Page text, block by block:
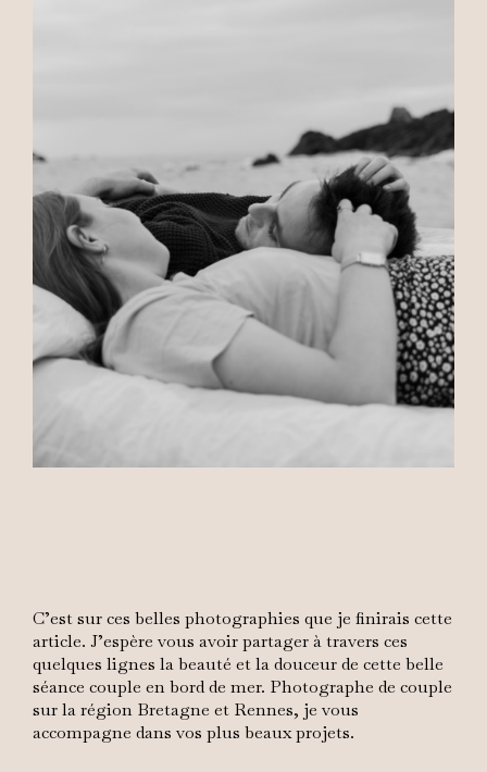
C’est sur ces belles photographies que je finirais cette
article. J’espère vous avoir partager à travers ces
quelques lignes la beauté et la douceur de cette belle
séance couple en bord de mer. Photographe de couple
sur la région Bretagne et Rennes, je vous
accompagne dans vos plus beaux projets.